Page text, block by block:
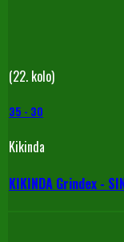
(22. kolo)
35 - 30
Kikinda
KIKINDA Grindex -